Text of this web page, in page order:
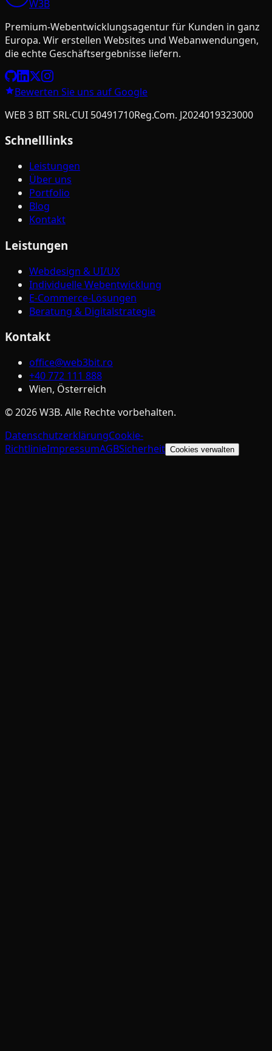
W3B
Premium-Webentwicklungsagentur für Kunden in ganz
Europa. Wir erstellen Websites und Webanwendungen,
die echte Geschäftsergebnisse liefern.
Bewerten Sie uns auf Google
WEB 3 BIT SRL·CUI 50491710Reg.Com. J2024019323000
Schnelllinks
Leistungen
Über uns
Portfolio
Blog
Kontakt
Leistungen
Webdesign & UI/UX
Individuelle Webentwicklung
E-Commerce-Lösungen
Beratung & Digitalstrategie
Kontakt
office@web3bit.ro
+40 772 111 888
Wien, Österreich
©2026W3B. Alle Rechte vorbehalten.
DatenschutzerklärungCookie-
RichtlinieImpressumAGBSicherheit Cookies verwalten